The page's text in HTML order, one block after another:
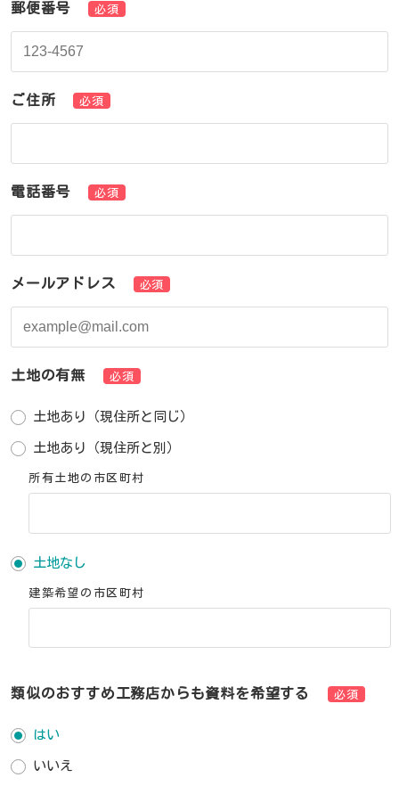
郵便番号 必須
ご住所 必須
電話番号 必須
メールアドレス 必須
土地の有無 必須
土地あり（現住所と同じ）
土地あり（現住所と別）
所有土地の市区町村
土地なし
建築希望の市区町村
類似のおすすめ工務店からも資料を希望する 必須
はい
いいえ